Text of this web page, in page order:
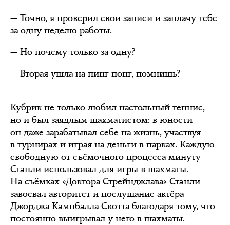
— Точно, я проверил свои записи и заплачу тебе
за одну неделю работы.
— Но почему только за одну?
— Вторая ушла на пинг-понг, помнишь?
Кубрик не только любил настольный теннис,
но и был заядлым шахматистом: в юности
он даже зарабатывал себе на жизнь, участвуя
в турнирах и играя на деньги в парках. Каждую
свободную от съёмочного процесса минуту
Стэнли использовал для игры в шахматы.
На съёмках «Доктора Стрейнджлава» Стэнли
завоевал авторитет и послушание актёра
Джорджа Кэмпбэлла Скотта благодаря тому, что
постоянно выигрывал у него в шахматы.